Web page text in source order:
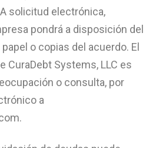
solicitud electrónica,
pondrá a disposición del
o copias del acuerdo. El
CuraDebt Systems, LLC es
o consulta, por
a
.